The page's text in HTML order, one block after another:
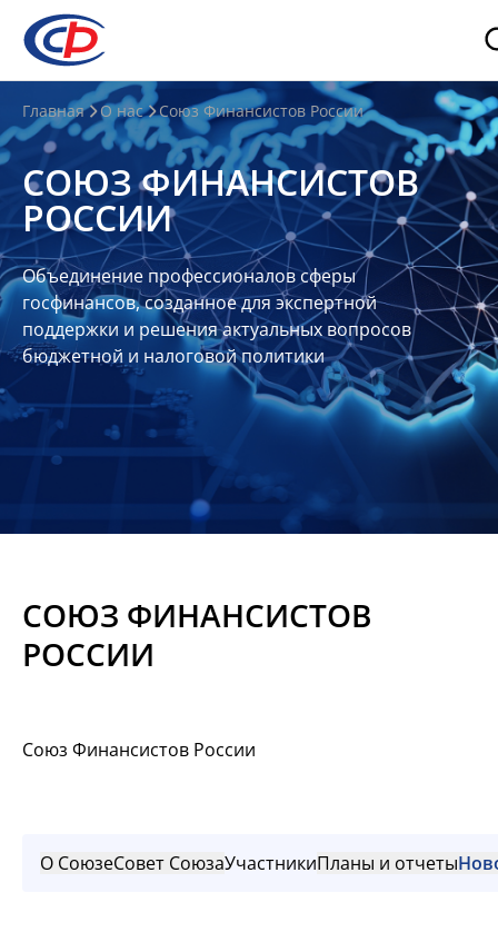
О
нас
О
СФР
Совет
Союза
Участники
Планы
отчеты
Контакты
Материалы
Главная О нас Союз Финансистов России
СОЮЗ ФИНАНСИСТОВ
РОССИИ
Объединение профессионалов сферы
госфинансов, созданное для экспертной
поддержки и решения актуальных вопросов
бюджетной и налоговой политики
СОЮЗ ФИНАНСИСТОВ
РОССИИ
Союз Финансистов России
О СоюзеСовет СоюзаУчастникиПланы и отчеты